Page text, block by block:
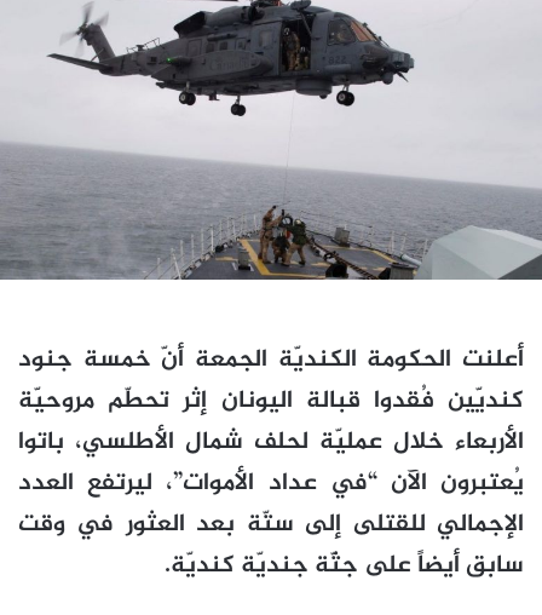
أعلنت الحكومة الكنديّة الجمعة أنّ خمسة جنود
كنديّين فُقدوا قبالة اليونان إثر تحطّم مروحيّة
الأربعاء خلال عمليّة لحلف شمال الأطلسي، باتوا
يُعتبرون الآن “في عداد الأموات”، ليرتفع العدد
الإجمالي للقتلى إلى ستّة بعد العثور في وقت
سابق أيضاً على جثّة جنديّة كنديّة.